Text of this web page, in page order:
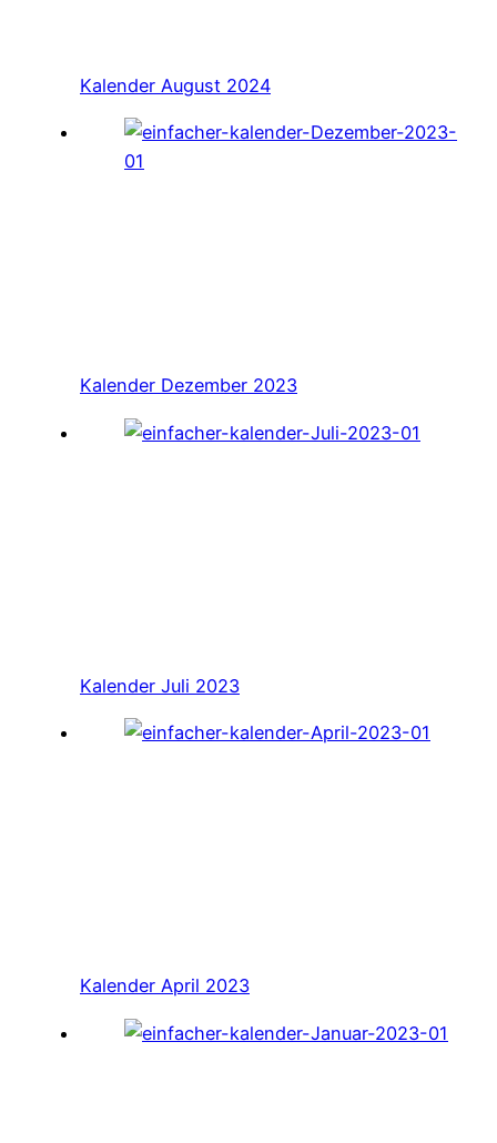
Kalender August 2024
Kalender Dezember 2023
Kalender Juli 2023
Kalender April 2023